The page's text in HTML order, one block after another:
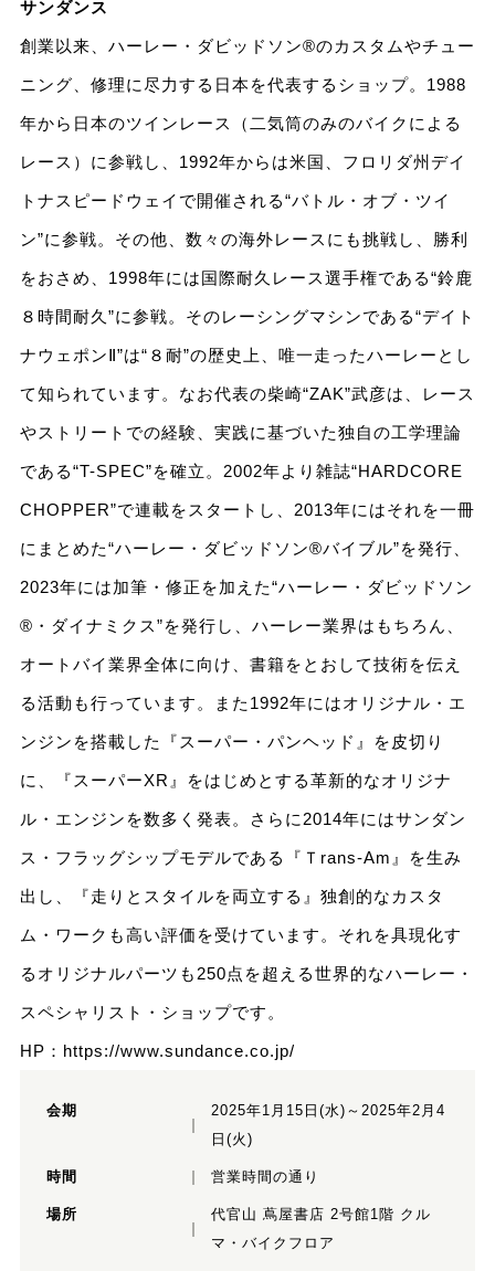
サンダンス
創業以来、ハーレー・ダビッドソン®のカスタムやチュー
ニング、修理に尽力する日本を代表するショップ。1988
年から日本のツインレース（二気筒のみのバイクによる
レース）に参戦し、1992年からは米国、フロリダ州デイ
トナスピードウェイで開催される“バトル・オブ・ツイ
ン”に参戦。その他、数々の海外レースにも挑戦し、勝利
をおさめ、1998年には国際耐久レース選手権である“鈴鹿
８時間耐久”に参戦。そのレーシングマシンである“デイト
ナウェポンⅡ”は“８耐”の歴史上、唯一走ったハーレーとし
て知られています。なお代表の柴崎“ZAK”武彦は、レース
やストリートでの経験、実践に基づいた独自の工学理論
である“T-SPEC”を確立。2002年より雑誌“HARDCORE
CHOPPER”で連載をスタートし、2013年にはそれを一冊
にまとめた“ハーレー・ダビッドソン®バイブル”を発行、
2023年には加筆・修正を加えた“ハーレー・ダビッドソン
®・ダイナミクス”を発行し、ハーレー業界はもちろん、
オートバイ業界全体に向け、書籍をとおして技術を伝え
る活動も行っています。また1992年にはオリジナル・エ
ンジンを搭載した『スーパー・パンヘッド』を皮切り
に、『スーパーXR』をはじめとする革新的なオリジナ
ル・エンジンを数多く発表。さらに2014年にはサンダン
ス・フラッグシップモデルである『Ｔrans-Am』を生み
出し、『走りとスタイルを両立する』独創的なカスタ
ム・ワークも高い評価を受けています。それを具現化す
るオリジナルパーツも250点を超える世界的なハーレー・
スペシャリスト・ショップです。
HP：https://www.sundance.co.jp/
会期
2025年1月15日(水)～2025年2月4
日(火)
時間 営業時間の通り
場所
代官山 蔦屋書店 2号館1階 クル
マ・バイクフロア